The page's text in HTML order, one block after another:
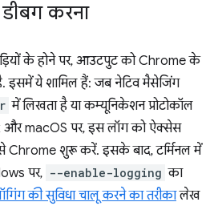
करना
के होने पर, आउटपुट को Chrome के
इसमें ये शामिल हैं: जब नेटिव मैसेजिंग
में लिखता है या कम्यूनिकेशन प्रोटोकॉल
macOS पर, इस लॉग को ऐक्सेस
Chrome शुरू करें. इसके बाद, टर्मिनल में
पर, --enable-logging का
की सुविधा चालू करने का तरीकालेख